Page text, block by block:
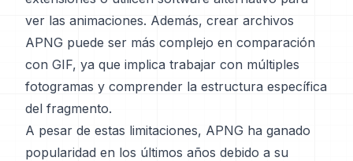
ver las animaciones. Además, crear archivos
APNG puede ser más complejo en comparación
con GIF, ya que implica trabajar con múltiples
fotogramas y comprender la estructura específica
del fragmento.
A pesar de estas limitaciones, APNG ha ganado
popularidad en los últimos años debido a su